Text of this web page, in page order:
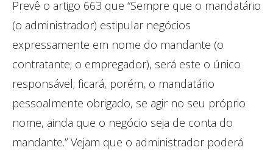
Prevê o artigo 663 que “Sempre que o mandatário
(o administrador) estipular negócios
expressamente em nome do mandante (o
contratante; o empregador), será este o único
responsável; ficará, porém, o mandatário
pessoalmente obrigado, se agir no seu próprio
nome, ainda que o negócio seja de conta do
mandante.” Vejam que o administrador poderá